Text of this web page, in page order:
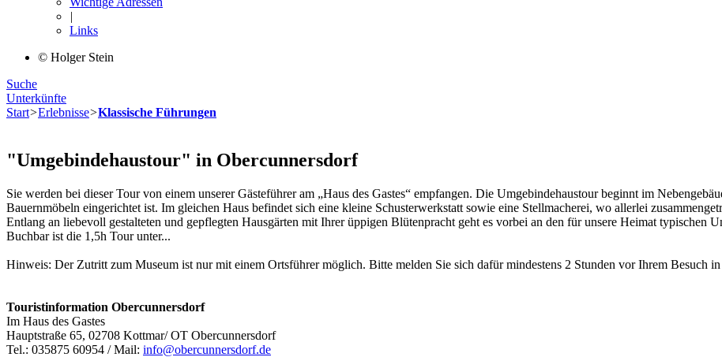
|
Links
© Holger Stein
Suche
Unterkünfte
Start>Erlebnisse>Klassische Führungen
"Umgebindehaustour" in Obercunnersdorf
Sie werden bei dieser Tour von einem unserer Gästeführer am „Haus des Gastes“ empfangen. Die Umgebindehaustour beginnt im
Bauernmöbeln eingerichtet ist. Im gleichen Haus befindet sich eine kleine Schusterwerkstatt sowie eine Stellmacherei, wo allerlei
Entlang an liebevoll gestalteten und gepflegten Hausgärten mit Ihrer üppigen Blütenpracht geht es vorbei an den für unsere Heimat typischen
Buchbar ist die 1,5h Tour unter...‎
Hinweis: Der Zutritt zum Museum ist nur mit einem Ortsführer möglich. Bitte melden Sie sich dafür mindestens 2 Stunden vor Ihrem Besuch
Touristinformation Obercunnersdorf
Im Haus des Gastes
Hauptstraße 65, 02708 Kottmar/­­ OT Obercunnersdorf
Tel.: 035875 60954 /­­ Mail: info@obercunnersdorf.de